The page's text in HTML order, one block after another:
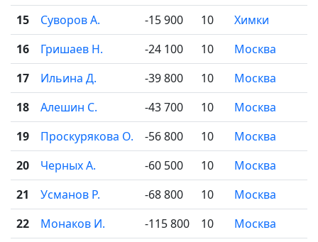
15
Суворов А. -15 900 10
Химки
16
Гришаев Н. -24 100 10
Москва
17
Ильина Д. -39 800 10
Москва
18
Алешин С. -43 700 10
Москва
19
Проскурякова О. -56 800 10
Москва
20
Черных А. -60 500 10
Москва
21
Усманов Р. -68 800 10
Москва
22
Монаков И. -115 800 10 Москва